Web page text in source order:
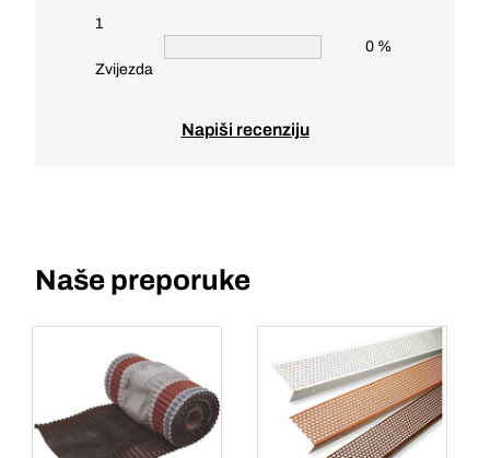
1
Zvijezda
0 %
Napiši recenziju
Naše preporuke